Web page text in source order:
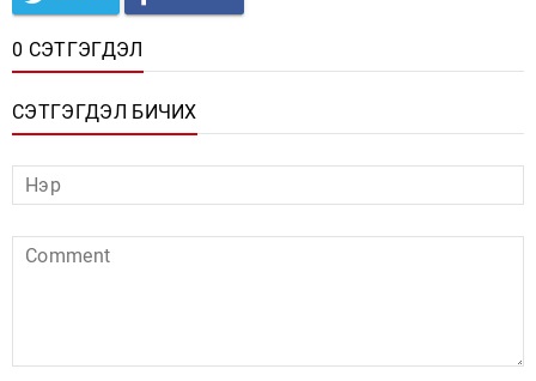
0 СЭТГЭГДЭЛ
СЭТГЭГДЭЛ БИЧИХ